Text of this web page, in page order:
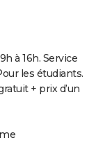
à 16h. Service
les étudiants.
+ prix d’un